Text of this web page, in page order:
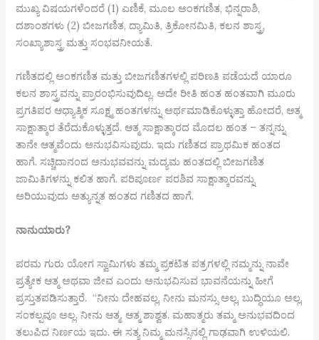
ಮುಖ್ಯ ವಿಷಯಗಳೆಂದರೆ (1) ಎಣಿಕೆ, ಮೂಲ ಅಂಕಗಣಿತ, ಭಿನ್ನರಾಶಿ,
ದಶಾಂಶಗಳು (2) ಬೀಜಗಣಿತ, ದ್ಯಾಮಿತಿ, ತ್ರಿಕೋನಮಿತಿ, ಕಲನ ಶಾಸ್ತ್ರ,
ಸಂಖ್ಯಾಶಾಸ್ತ್ರ ಮತ್ತು ಸಂಭವನೀಯತೆ.
ಗಣಿತದಲ್ಲಿ ಅಂಕಗಣಿತ ಮತ್ತು ಬೀಜಗಣಿತಗಳಲ್ಲಿ ಪರಿಣತಿ ಪಡೆಯದೆ ಯಾರೂ
ಕಲನ ಶಾಸ್ತ್ರವನ್ನು ಪ್ರಾರಂಭಿಸುವುದಿಲ್ಲ. ಅದೇ ರೀತಿ ಹಂತ ಹಂತವಾಗಿ ಮೂರು
ಪ್ರಗತಿಪರ ಆಧ್ಯಾತ್ಮಿಕ ಸೂಕ್ಷ್ಮ ಹಂತಗಳನ್ನು ಅರ್ಥಮಾಡಿಕೊಳ್ಳುತ್ತಾ ಹೋದರೆ, ಆತ್ಮ
ಸಾಕ್ಷಾತ್ಕಾರ ತೆರೆದುಕೊಳ್ಳುತ್ತದೆ. ಆತ್ಮ ಸಾಕ್ಷಾತ್ಕಾರದ ಮೊದಲ ಹಂತ – ತನ್ನನ್ನು
ತಾನೇ ಆತ್ಮವೆಂದು ಅನುಭವಿಸುವುದು. ಇದು ಗಣಿತದ ಪ್ರಾಥಮಿಕ ಹಂತದ
ಹಾಗೆ. ಸಚ್ಚಿದಾನಂದ ಅನುಭವವನ್ನು ಮದ್ಯಮ ಹಂತದಲ್ಲಿ ಬೀಜಗಣಿತ
ಜಾಮಿತಿಗಳನ್ನು ಕಲಿತ ಹಾಗೆ. ಪರಿಪೂರ್ಣ ಪರಶಿವ ಸಾಕ್ಷಾತ್ಕಾರವನ್ನು
ಅರಿಯುವುದು ಅತ್ಯುನ್ನತ ಹಂತದ ಗಣಿತದ ಹಾಗೆ.
ನಾನುಯಾರು?
ಪರಮ ಗುರು ಯೋಗ ಸ್ವಾಮಿಗಳು ತಮ್ಮ ಪ್ರಕಟಿತ ಪತ್ರಗಳಲ್ಲಿ ನಮ್ಮನ್ನು ನಾವೇ
ಪ್ರತ್ಯೇಕ ಆತ್ಮ ಅಥವಾ ಜೀವ ಎಂದು ಅನುಭವಿಸುವ ಭಾವನೆಯನ್ನು ಹೀಗೆ
ಪ್ರಸ್ತುತಪಡಿಸುತ್ತಾರೆ. “ನೀನು ದೇಹವಲ್ಲ, ನೀನು ಮನಸ್ಸು ಅಲ್ಲ, ಬುದ್ಧಿಯೂ ಅಲ್ಲ,
ಸಂಕಲ್ಪವೂ ಅಲ್ಲ. ನೀನು ಆತ್ಮ. ಆತ್ಮ ಶಾಶ್ವತ. ಮಹಾತ್ಮರು ತಮ್ಮ ಅನುಭವದಿಂದ
ತಲುಪಿದ ನಿರ್ಣಯ ಇದು. ಈ ಸತ್ಯ ನಿಮ್ಮ ಮನಸ್ಸಿನಲ್ಲಿ ಗಾಢವಾಗಿ ಉಳಿಯಲಿ.